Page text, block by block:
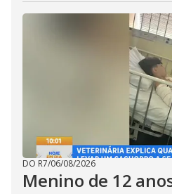
DO R7/06/08/2026
Menino de 12